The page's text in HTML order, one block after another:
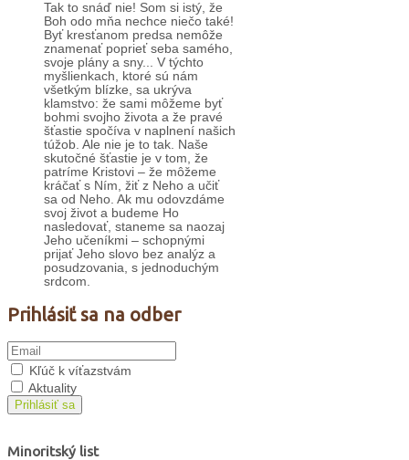
Tak to snáď nie! Som si istý, že
Boh odo mňa nechce niečo také!
Byť kresťanom predsa nemôže
znamenať poprieť seba samého,
svoje plány a sny... V týchto
myšlienkach, ktoré sú nám
všetkým blízke, sa ukrýva
klamstvo: že sami môžeme byť
bohmi svojho života a že pravé
šťastie spočíva v naplnení našich
túžob. Ale nie je to tak. Naše
skutočné šťastie je v tom, že
patríme Kristovi – že môžeme
kráčať s Ním, žiť z Neho a učiť
sa od Neho. Ak mu odovzdáme
svoj život a budeme Ho
nasledovať, staneme sa naozaj
Jeho učeníkmi – schopnými
prijať Jeho slovo bez analýz a
posudzovania, s jednoduchým
srdcom.
Prihlásiť sa na odber
Kľúč k víťazstvám
Aktuality
Prihlásiť sa
Minoritský list